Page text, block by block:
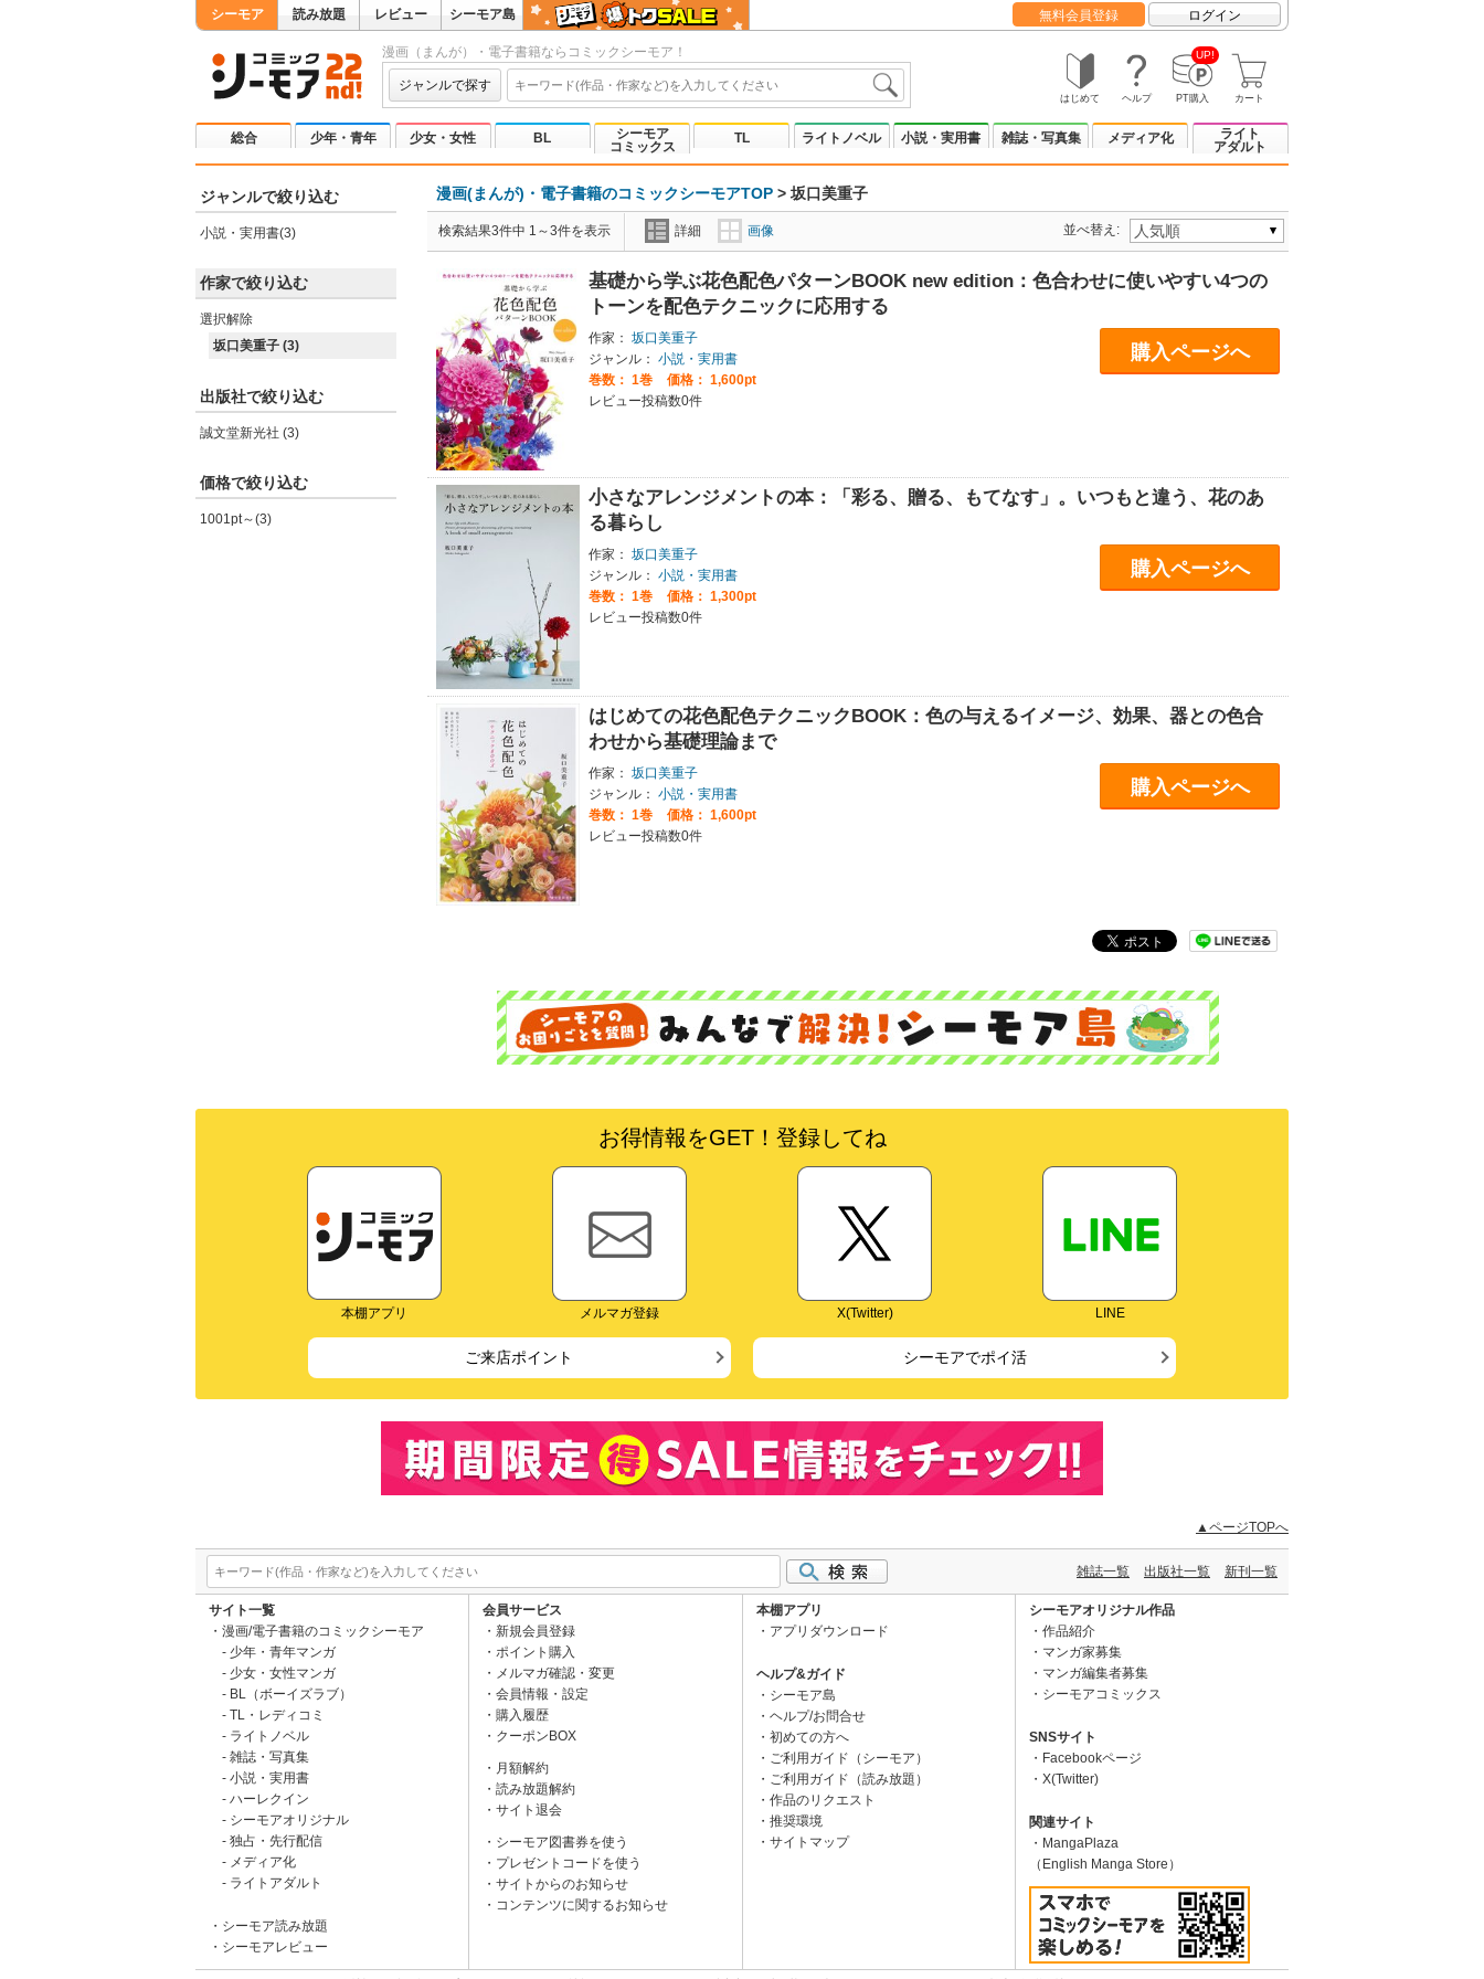
シーモア 読み放題 レビュー シーモア島 無料会員登録 ログイン
漫画（まんが）・電子書籍ならコミックシーモア！
ジャンルで探す
はじめて ヘルプ
UP!
PT購入 カート
総合 少年・青年 少女・女性 BL
シーモア
コミックス
TL ライトノベル 小説・実用書 雑誌・写真集 メディア化
ライト
アダルト
ジャンルで絞り込む
小説・実用書(3)
作家で絞り込む
選択解除
坂口美重子 (3)
出版社で絞り込む
誠文堂新光社 (3)
価格で絞り込む
1001pt～(3)
漫画(まんが)・電子書籍のコミックシーモアTOP > 坂口美重子
検索結果3件中 1～3件を表示 詳細 画像 並べ替え:
基礎から学ぶ花色配色パターンBOOK new edition：色合わせに使いやすい4つの
トーンを配色テクニックに応用する
作家： 坂口美重子
ジャンル： 小説・実用書
巻数： 1巻
価格： 1,600pt
レビュー投稿数0件
購入ページへ
小さなアレンジメントの本：「彩る、贈る、もてなす」。いつもと違う、花のあ
る暮らし
作家： 坂口美重子
ジャンル： 小説・実用書
巻数： 1巻
価格： 1,300pt
レビュー投稿数0件
購入ページへ
はじめての花色配色テクニックBOOK：色の与えるイメージ、効果、器との色合
わせから基礎理論まで
作家： 坂口美重子
ジャンル： 小説・実用書
巻数： 1巻
価格： 1,600pt
レビュー投稿数0件
購入ページへ
お得情報をGET！登録してね
本棚アプリ メルマガ登録 X(Twitter) LINE
ご来店ポイント シーモアでポイ活
▲ページTOPへ
雑誌一覧 出版社一覧 新刊一覧
サイト一覧
漫画/電子書籍のコミックシーモア
少年・青年マンガ
少女・女性マンガ
BL（ボーイズラブ）
TL・レディコミ
ライトノベル
雑誌・写真集
小説・実用書
ハーレクイン
シーモアオリジナル
独占・先行配信
メディア化
ライトアダルト
シーモア読み放題
シーモアレビュー
会員サービス
新規会員登録
ポイント購入
メルマガ確認・変更
会員情報・設定
購入履歴
クーポンBOX
月額解約
読み放題解約
サイト退会
シーモア図書券を使う
プレゼントコードを使う
サイトからのお知らせ
コンテンツに関するお知らせ
本棚アプリ
アプリダウンロード
ヘルプ&ガイド
シーモア島
ヘルプ/お問合せ
初めての方へ
ご利用ガイド（シーモア）
ご利用ガイド（読み放題）
作品のリクエスト
推奨環境
サイトマップ
シーモアオリジナル作品
作品紹介
マンガ家募集
マンガ編集者募集
シーモアコミックス
SNSサイト
Facebookページ
X(Twitter)
関連サイト
MangaPlaza
（English Manga Store）